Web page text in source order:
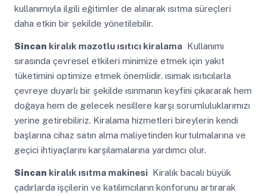
kullanımıyla ilgili eğitimler de alınarak ısıtma süreçleri
daha etkin bir şekilde yönetilebilir.
Sincan kiralık mazotlu ısıtıcı kiralamaKullanımı
sırasında çevresel etkileri minimize etmek için yakıt
tüketimini optimize etmek önemlidir. ısımak ısıtıcılarla
çevreye duyarlı bir şekilde ısınmanın keyfini çıkararak hem
doğaya hem de gelecek nesillere karşı sorumluluklarımızı
yerine getirebiliriz. Kiralama hizmetleri bireylerin kendi
başlarına cihaz satın alma maliyetinden kurtulmalarına ve
geçici ihtiyaçlarını karşılamalarına yardımcı olur.
Sincan kiralık ısıtma makinesiKiralık bacalı büyük
çadırlarda işçilerin ve katılımcıların konforunu artırarak